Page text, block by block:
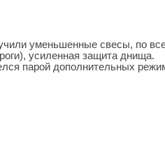
уменьшенные свесы, по
усиленная защита днища.
парой дополнительных